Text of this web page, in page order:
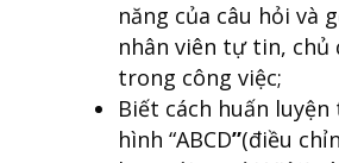
năng của câu hỏi và
nhân viên tự tin, chủ
trong công việc;
Biết cách huấn luyện
hình “ABCD”(điều